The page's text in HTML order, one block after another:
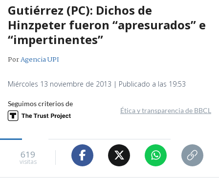
Gutiérrez (PC): Dichos de
Hinzpeter fueron “apresurados” e
“impertinentes”
PorAgencia UPI
Miércoles 13 noviembre de 2013 | Publicado a las 19:53
Seguimos criterios de
Ética y transparencia de BBCL
619
visitas